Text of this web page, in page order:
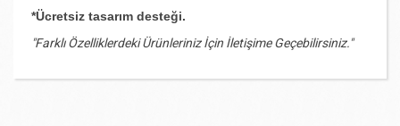
*Ücretsiz tasarım desteği.
"Farklı Özelliklerdeki Ürünleriniz İçin İletişime Geçebilirsiniz."